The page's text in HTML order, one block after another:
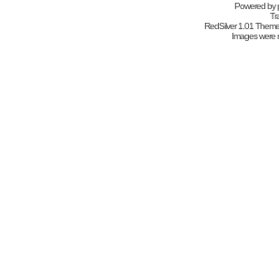
Powered by
RedSilver 1.01
Images were